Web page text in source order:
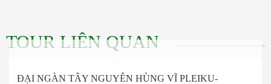
TOUR LIÊN QUAN
ĐẠI NGÀN TÂY NGUYÊN HÙNG VĨ PLEIKU-